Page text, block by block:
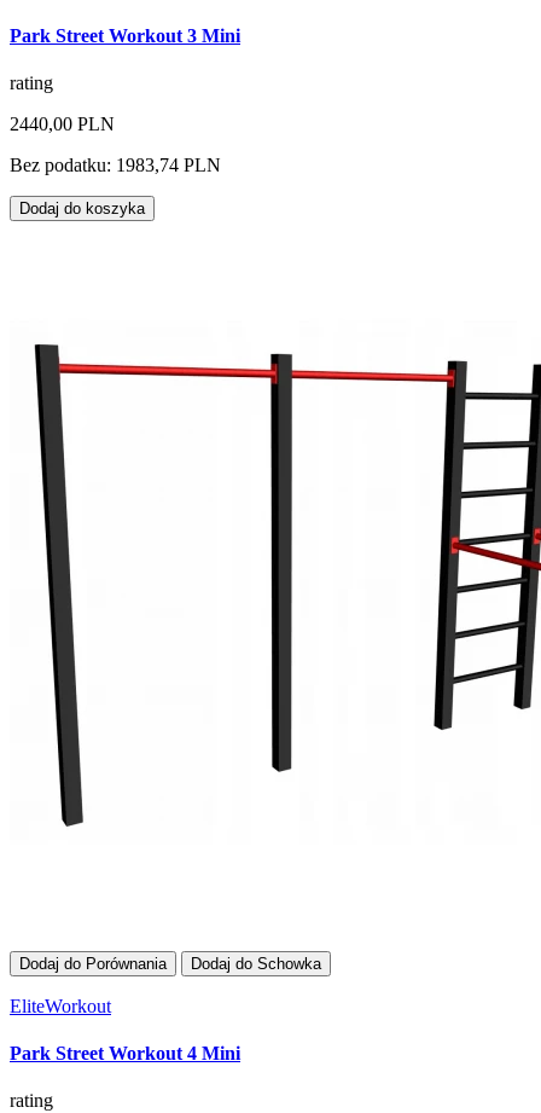
Park Street Workout 3 Mini
rating
2440,00 PLN
Bez podatku: 1983,74 PLN
Dodaj do koszyka
Dodaj do Porównania Dodaj do Schowka
EliteWorkout
Park Street Workout 4 Mini
rating